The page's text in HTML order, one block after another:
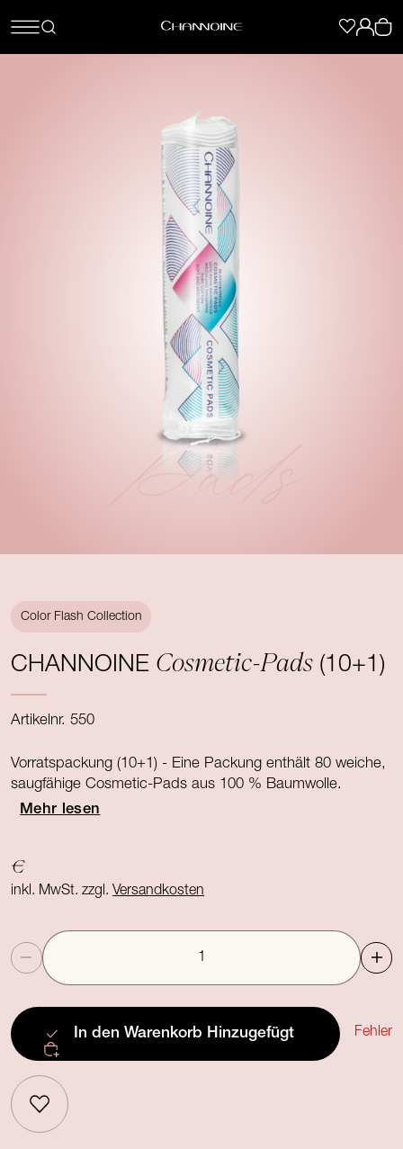
Pads
Color Flash Collection
CHANNOINE Cosmetic-Pads (10+1)
Artikelnr. 550
Vorratspackung (10+1) - Eine Packung enthält 80 weiche,
saugfähige Cosmetic-Pads aus 100 % Baumwolle.
Mehr lesen
€
inkl. MwSt. zzgl.Versandkosten
Anzahl
In den Warenkorb Hinzugefügt Fehler